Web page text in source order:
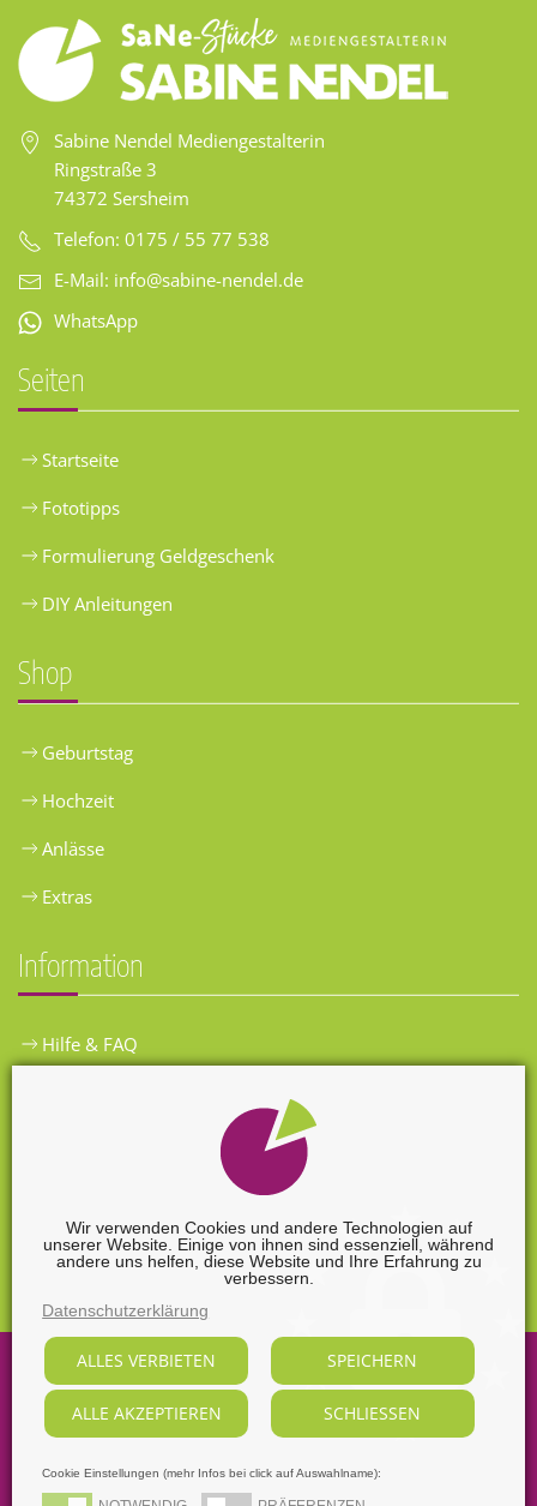
Wir verwenden Cookies und andere Technologien auf
unserer Website. Einige von ihnen sind essenziell, während
andere uns helfen, diese Website und Ihre Erfahrung zu
verbessern.
Datenschutzerklärung
ALLES VERBIETEN SPEICHERN
ALLE AKZEPTIEREN SCHLIESSEN
Cookie Einstellungen (mehr Infos bei click auf Auswahlname):
Sabine Nendel Mediengestalterin
Ringstraße 3
74372 Sersheim
Telefon: 0175 / 55 77 538
E-Mail: info@sabine-nendel.de
WhatsApp
Seiten
Startseite
Fototipps
Formulierung Geldgeschenk
DIY Anleitungen
Shop
Geburtstag
Hochzeit
Anlässe
Extras
Information
Hilfe & FAQ
Widerrufsformular
2026Sabine Nendel Mediengestalterin.
Alle Rechte vorbehalten, soweit nicht ausdrücklich anders
gekennzeichnet.